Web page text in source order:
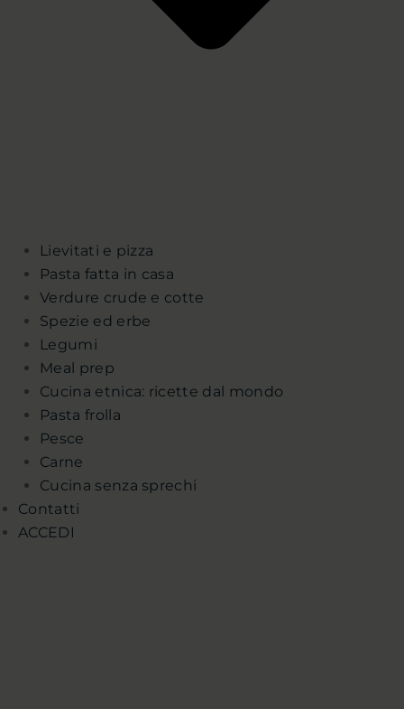
Lievitati e pizza
Pasta fatta in casa
Verdure crude e cotte
Spezie ed erbe
Legumi
Meal prep
Cucina etnica: ricette dal mondo
Pasta frolla
Pesce
Carne
Cucina senza sprechi
Contatti
ACCEDI